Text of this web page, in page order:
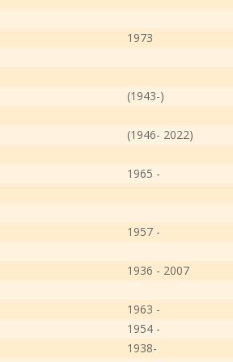
1973
(1943-)
(1946- 2022)
1965 -
1957 -
1936 - 2007
1963 -
1954 -
1938-